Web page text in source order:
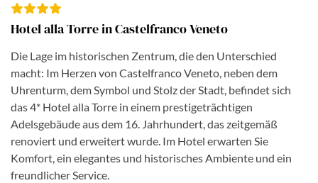
Hotel alla Torre in Castelfranco Veneto
Die Lage im historischen Zentrum, die den Unterschied
macht: Im Herzen von Castelfranco Veneto, neben dem
Uhrenturm, dem Symbol und Stolz der Stadt, befindet sich
das 4* Hotel alla Torre in einem prestigeträchtigen
Adelsgebäude aus dem 16. Jahrhundert, das zeitgemäß
renoviert und erweitert wurde. Im Hotel erwarten Sie
Komfort, ein elegantes und historisches Ambiente und ein
freundlicher Service.